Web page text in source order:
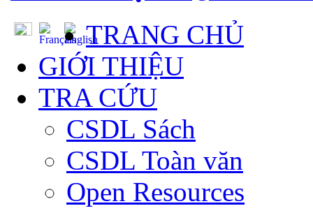
TRANG CHỦ
GIỚI THIỆU
TRA CỨU
CSDL Sách
CSDL Toàn văn
Open Resources